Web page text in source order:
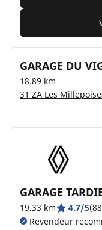
GARAGE DU
18.89 km
31 ZA Les
GARAGE
19.33 km 4.7/5
Revendeur